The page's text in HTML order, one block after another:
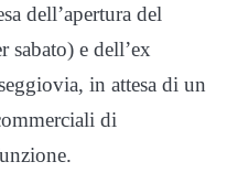
dell’apertura del
sabato) e dell’ex
in attesa di un
di